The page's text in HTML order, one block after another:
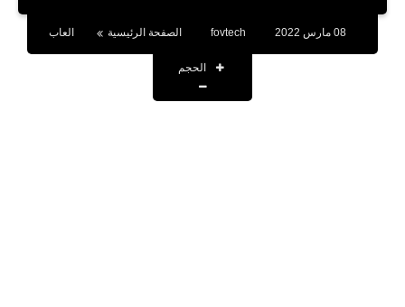
08 مارس 2022 fovtech الصفحة الرئيسية العاب
الحجم